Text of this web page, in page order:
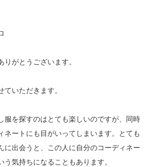
がとうございます。
ていただきます。
服を探すのはとても楽しいのですが、同時
ネートにも目がいってしまいます。とても
に出会うと、この人に自分のコーディネー
う気持ちになることもあります。